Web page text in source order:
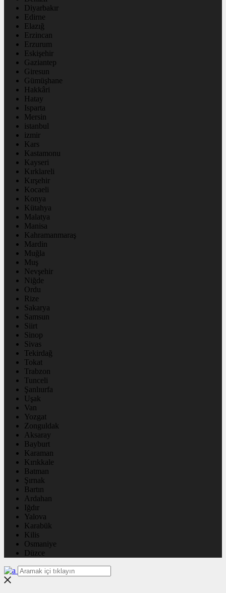
Diyarbakır
Edirne
Elazığ
Erzincan
Erzurum
Eskişehir
Gaziantep
Giresun
Gümüşhane
Hakkâri
Hatay
Isparta
Mersin
istanbul
izmir
Kars
Kastamonu
Kayseri
Kırklareli
Kırşehir
Kocaeli
Konya
Kütahya
Malatya
Manisa
Kahramanmaraş
Mardin
Muğla
Muş
Nevşehir
Niğde
Ordu
Rize
Sakarya
Samsun
Siirt
Sinop
Sivas
Tekirdağ
Tokat
Trabzon
Tunceli
Şanlıurfa
Uşak
Van
Yozgat
Zonguldak
Aksaray
Bayburt
Karaman
Kırıkkale
Batman
Şırnak
Bartın
Ardahan
Iğdır
Yalova
Karabük
Kilis
Osmaniye
Düzce